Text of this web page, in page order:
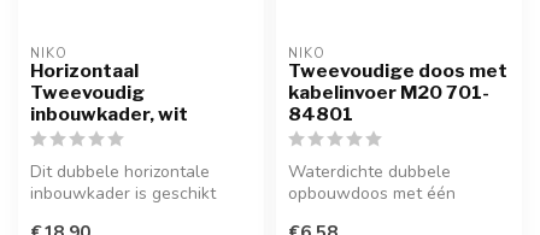
NIKO
Horizontaal
Tweevoudig
inbouwkader, wit
Dit dubbele horizontale
inbouwkader is geschikt
NIKO
Tweevoudige doos met
kabelinvoer M20 701-
84801
Waterdichte dubbele
opbouwdoos met één